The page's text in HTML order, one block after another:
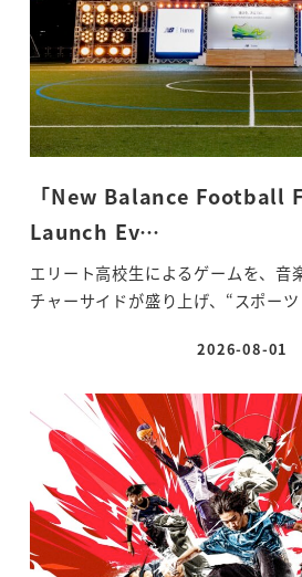
「New Balance Football
Launch Ev…
エリート高校生によるゲームを、音
チャーサイドが盛り上げ、“スポー
投稿日
2026-08-01